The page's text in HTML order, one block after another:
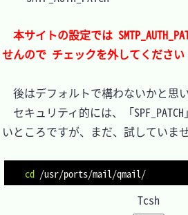
本サイトの設定では
せんので チェックを外してください
後はデフォルトで構わないかと思い
セキュリティ的には、「
いところですが、まだ、試していませ
cd
Tcsh